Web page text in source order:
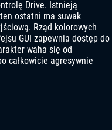
Drive. Istnieją
ostatni ma suwak
Rząd kolorowych
GUI zapewnia dostęp do
waha się od
całkowicie agresywnie